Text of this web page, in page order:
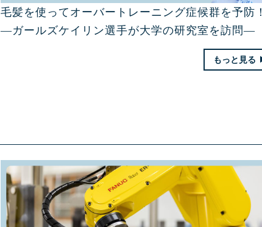
毛髪を使ってオーバートレーニング症候群を予防！
―ガールズケイリン選手が大学の研究室を訪問―
もっと見る